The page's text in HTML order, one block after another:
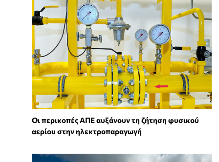
Οι περικοπές ΑΠΕ αυξάνουν τη ζήτηση φυσικού
αερίου στην ηλεκτροπαραγωγή